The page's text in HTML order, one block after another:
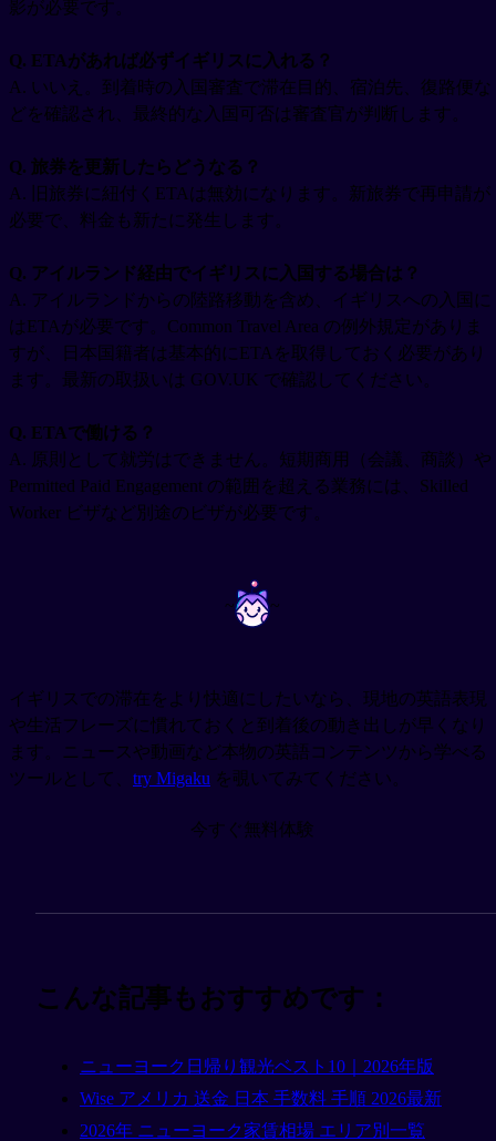
影が必要です。
Q. ETAがあれば必ずイギリスに入れる？
A. いいえ。到着時の入国審査で滞在目的、宿泊先、復路便な
どを確認され、最終的な入国可否は審査官が判断します。
Q. 旅券を更新したらどうなる？
A. 旧旅券に紐付くETAは無効になります。新旅券で再申請が
必要で、料金も新たに発生します。
Q. アイルランド経由でイギリスに入国する場合は？
A. アイルランドからの陸路移動を含め、イギリスへの入国に
はETAが必要です。Common Travel Area の例外規定がありま
すが、日本国籍者は基本的にETAを取得しておく必要があり
ます。最新の取扱いは GOV.UK で確認してください。
Q. ETAで働ける？
A. 原則として就労はできません。短期商用（会議、商談）や
Permitted Paid Engagement の範囲を超える業務には、Skilled
Worker ビザなど別途のビザが必要です。
~ ~
イギリスでの滞在をより快適にしたいなら、現地の英語表現
や生活フレーズに慣れておくと到着後の動き出しが早くなり
ます。ニュースや動画など本物の英語コンテンツから学べる
ツールとして、 try Migaku を覗いてみてください。
今すぐ無料体験
こんな記事もおすすめです：
ニューヨーク日帰り観光ベスト10｜2026年版
Wise アメリカ 送金 日本 手数料 手順 2026最新
2026年 ニューヨーク家賃相場 エリア別一覧